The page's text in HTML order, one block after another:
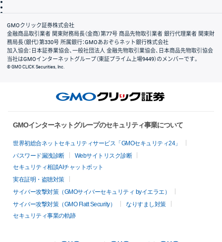
会社案内
GMOクリック証券株式会社
金融商品取引業者 関東財務局長（金商）第77号 商品先物取引業者 銀行代理業者 関東財
務局長（銀代）第330号 所属銀行：GMOあおぞらネット銀行株式会社
加入協会：日本証券業協会、一般社団法人 金融先物取引業協会、日本商品先物取引協会
当社はGMOインターネットグループ（東証プライム上場9449）のメンバーです。
© GMO CLICK Securities, Inc.
GMOインターネットグループのセキュリティ事業について
世界初総合ネットセキュリティサービス「GMOセキュリティ24」
パスワード漏洩診断
Webサイトリスク診断
セキュリティ相談AIチャットボット
実在証明・盗聴対策
サイバー攻撃対策（GMOサイバーセキュリティ byイエラエ）
サイバー攻撃対策（GMO Flatt Security）
なりすまし対策
セキュリティ事業の軌跡